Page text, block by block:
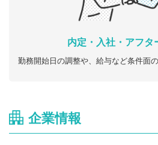
内定・入社・アフタ
勤務開始日の調整や、給与など条件面
企業情報